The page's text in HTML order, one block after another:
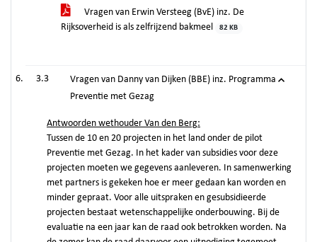
Vragen van Erwin Versteeg (BvE) inz. De
Rijksoverheid is als zelfrijzend bakmeel
82 KB
3.3
Vragen van Danny van Dijken (BBE) inz. Programma
Preventie met Gezag
Antwoorden wethouder Van den Berg:
Tussen de 10 en 20 projecten in het land onder de pilot
Preventie met Gezag. In het kader van subsidies voor deze
projecten moeten we gegevens aanleveren. In samenwerking
met partners is gekeken hoe er meer gedaan kan worden en
minder gepraat. Voor alle uitspraken en gesubsidieerde
projecten bestaat wetenschappelijke onderbouwing. Bij de
evaluatie na een jaar kan de raad ook betrokken worden. Na